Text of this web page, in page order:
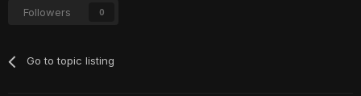
Followers 0
Go to topic listing